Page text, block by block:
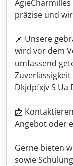
präzise und
📌 Unsere
wird vor dem
umfassend
Dkjdpfxjv S Ua
📩
Angebot oder
Gerne bieten
sowie